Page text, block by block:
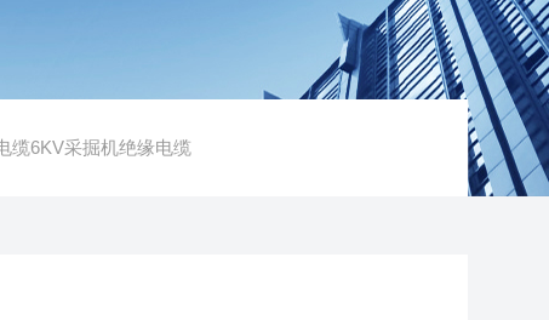
缆6KV采掘机绝缘电缆